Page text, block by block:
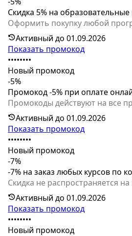
Скидка 5% на образовательные
Оформить покупку любой
курса ML ENGINEERING: ИТМО +
сейчас можно с приятной
промокоду. Предложение
Активный до 01.09.2026
Показать промокод
••••••••
Новый промокод
-5%
Промокод -5% при оплате
Промокоды действуют на все
курса ML ENGINEERING: ИТМО +
Время действия акции
Активный до 01.09.2026
Показать промокод
••••••••
Новый промокод
-7%
-7% на заказ любых курсов по
Скидка не распространяется на
ENGINEERING: ИТМО AI TALENT
ограниченное время.
Активный до 01.09.2026
Показать промокод
••••••••
Новый промокод